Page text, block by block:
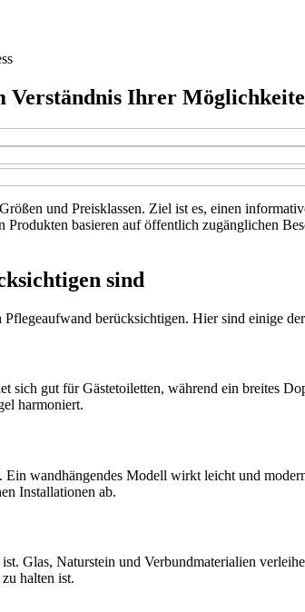
Verständnis Ihrer
und Preisklassen. Ziel ist es, einen
basieren auf öffentlich zugänglichen
sind
berücksichtigen. Hier sind einige
gut für Gästetoiletten, während ein breites
harmoniert.
wandhängendes Modell wirkt leicht und
Installationen ab.
Glas, Naturstein und Verbundmaterialien
halten ist.